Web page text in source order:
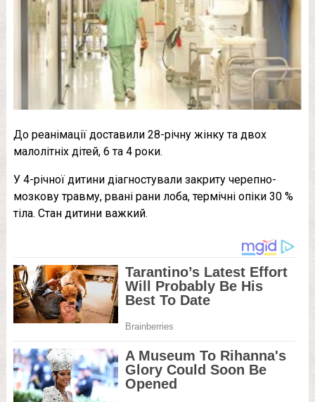
До реанімації доставили 28-річну жінку та двох
малолітніх дітей, 6 та 4 роки.
У 4-річної дитини діагностували закриту черепно-
мозкову травму, рвані рани лоба, термічні опіки 30 %
тіла. Стан дитини важкий.